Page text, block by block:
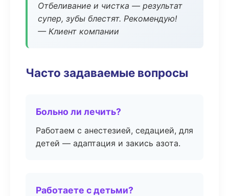
Отбеливание и чистка — результат
супер, зубы блестят. Рекомендую!
— Клиент компании
Часто задаваемые вопросы
Больно ли лечить?
Работаем с анестезией, седацией, для
детей — адаптация и закись азота.
Работаете с детьми?